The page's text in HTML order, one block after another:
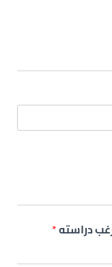
دراسته*